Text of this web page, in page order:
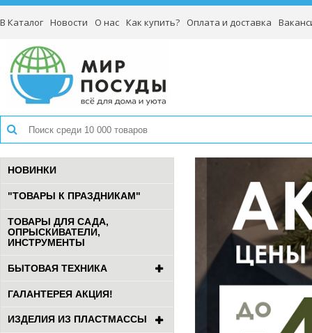
В Каталог Новости О нас Как купить? Оплата и доставка
НОВИНКИ
"ТОВАРЫ К ПРАЗДНИКАМ"
ТОВАРЫ ДЛЯ САДА,
ОПРЫСКИВАТЕЛИ,
ИНСТРУМЕНТЫ
БЫТОВАЯ ТЕХНИКА
ГАЛАНТЕРЕЯ АКЦИЯ!
ИЗДЕЛИЯ ИЗ ПЛАСТМАССЫ